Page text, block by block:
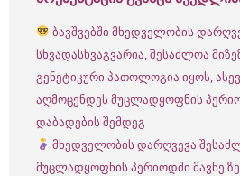
ბავშვებში მხედველობის
სხვადასხვაგვარია, შესაძლოა
გენეტიკური პათოლოგია იყოს,
აღმოცენდეს მუცლადყოფნის
დაბადების შემდეგ
მხედველობის დარღვევა
მუცლადყოფნის პერიოდში მავნე